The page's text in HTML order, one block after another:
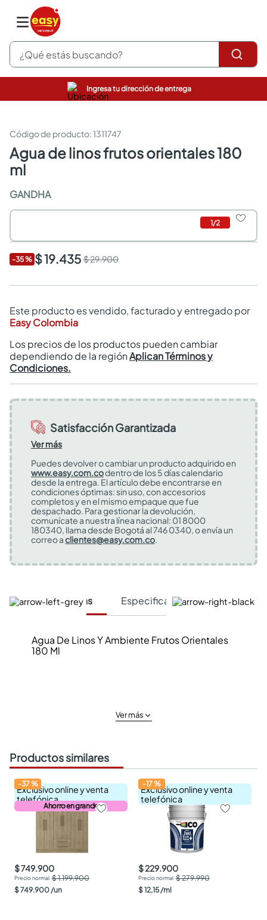
¿Qué estás buscando?
Ingresa tu dirección de entrega
:1311747
agua de linos frutos orientales 180
ml
GANDHA
1/2
-35% $ 19.435$ 29.900
Este producto es vendido, facturado y entregado por
Easy Colombia
Los precios de los productos pueden cambiar
dependiendo de la regiónAplican Términos y
Condiciones.
Satisfacción Garantizada
Ver más
Puedes devolver o cambiar un producto adquirido en
www.easy.com.codentro de los 5 días calendario
desde la entrega. El artículo debe encontrarse en
condiciones óptimas: sin uso, con accesorios
completos y en el mismo empaque que fue
despachado. Para gestionar la devolución,
comunícate a nuestra línea nacional: 01 8000
180340, llama desde Bogotá al 746 0340, o envía un
correo aclientes@easy.com.co.
Características Especificaciones Técnicas
Agua De Linos Y Ambiente Frutos Orientales
180 Ml
Ver más
Productos similares
Exclusivo online y venta
telefónica
Ahorro en grande
-37%
$ 749.900
$ 1.199.900
$749.900 /un
Exclusivo online y venta
telefónica
-17%
$ 229.900
$ 279.990
$12,15 /ml
pinturas
sanitarios
comedor
escritorio
armarios closet
comedores